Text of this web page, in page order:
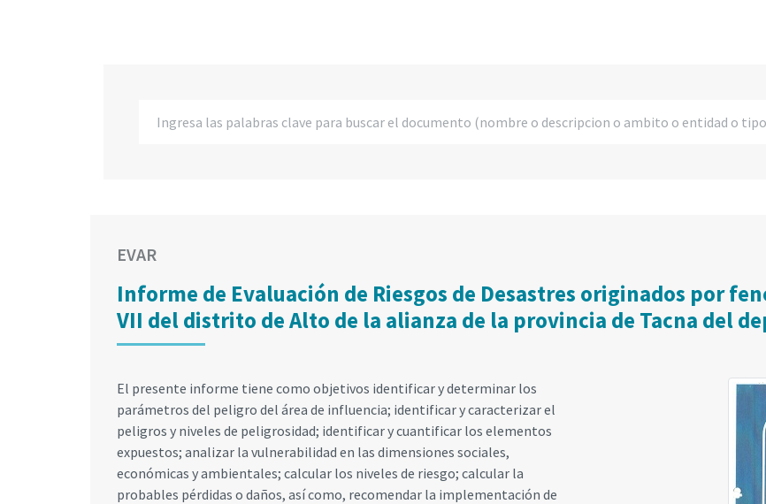
EVAR
Informe de Evaluación de Riesgos de Desastres originados por
VII del distrito de Alto de la alianza de la provincia de Tacna del
El presente informe tiene como objetivos identificar y determinar los
parámetros del peligro del área de influencia; identificar y caracterizar el
peligros y niveles de peligrosidad; identificar y cuantificar los elementos
expuestos; analizar la vulnerabilidad en las dimensiones sociales,
económicas y ambientales; calcular los niveles de riesgo; calcular la
probables pérdidas o daños, así como, recomendar la implementación de